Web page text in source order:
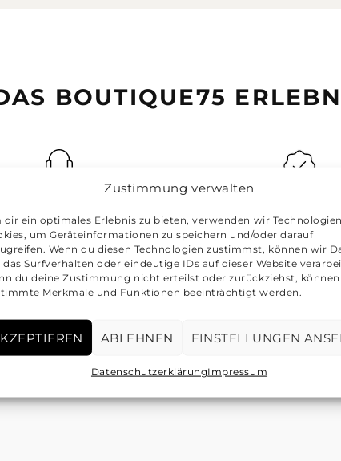
Zustimmung verwalten
dir ein optimales Erlebnis zu bieten, verwenden wir
um Geräteinformationen zu speichern und/oder darauf
Wenn du diesen Technologien zustimmst, können wir
das Surfverhalten oder eindeutige IDs auf dieser Website
du deine Zustimmung nicht erteilst oder zurückziehst, können
Merkmale und Funktionen beeinträchtigt werden.
ABLEHNEN EINSTELLUNGEN
DatenschutzerklärungImpressum
BOUTIQUE75
Diensten
uns jederzeit per E-
unter der folgenden
Adresse erreichen:
info@boutique75.de
geprüft
Unsere Experten
Artikel auf